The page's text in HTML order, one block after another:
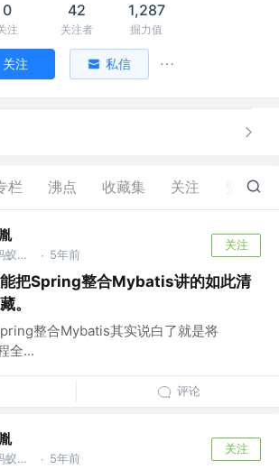
0
注
42
关注者
1,287
掘力值
关注 私信
栏 沸点 收藏集 关注 3
架构师 @蚂蚁金服 · 5年前
关注
能把Spring整合Mybatis讲的如此清
。
整合Mybatis其实说白了就是将
全...
评论
架构师 @蚂蚁金服 · 5年前
关注